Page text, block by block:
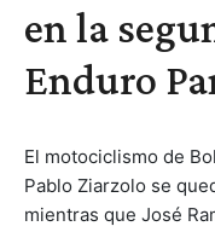
en la
Enduro
El motociclismo de
Pablo Ziarzolo se
mientras que José